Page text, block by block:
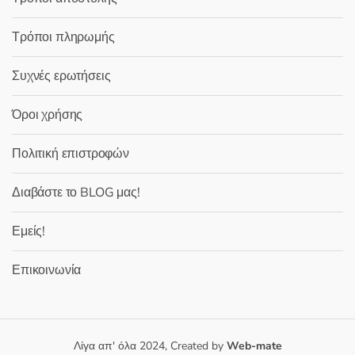
Τρόποι πληρωμής
Συχνές ερωτήσεις
Όροι χρήσης
Πολιτική επιστροφών
Διαβάστε το BLOG μας!
Εμείς!
Επικοινωνία
Λίγα απ' όλα 2024, Created by Web-mate